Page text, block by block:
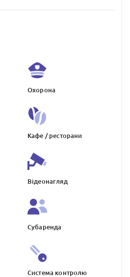
Охорона
Кафе / ресторани
Відеонагляд
Субаренда
Система контролю